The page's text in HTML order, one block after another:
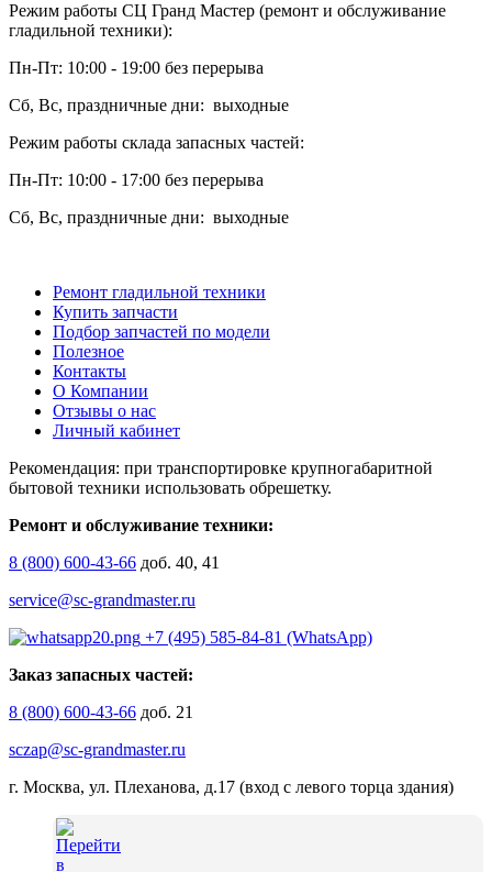
Режим работы СЦ Гранд Мастер (ремонт и обслуживание
гладильной техники):
Пн-Пт: 10:00 - 19:00 без перерыва
Сб, Вс, праздничные дни: выходные
Режим работы склада запасных частей:
Пн-Пт: 10:00 - 17:00 без перерыва
Сб, Вс, праздничные дни: выходные
Ремонт гладильной техники
Купить запчасти
Подбор запчастей по модели
Полезное
Контакты
О Компании
Отзывы о нас
Личный кабинет
Рекомендация: при транспортировке крупногабаритной
бытовой техники использовать обрешетку.
Ремонт и обслуживание техники:
8 (800) 600-43-66 доб. 40, 41
service@sc-grandmaster.ru
+7 (495) 585-84-81 (WhatsApp)
Заказ запасных частей:
8 (800) 600-43-66 доб. 21
sczap@sc-grandmaster.ru
г. Москва, ул. Плеханова, д.17 (вход с левого торца здания)